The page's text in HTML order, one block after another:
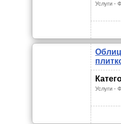
Услуги -
Услуги -